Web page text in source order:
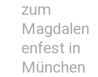
zum
Magdalen
enfest in
München